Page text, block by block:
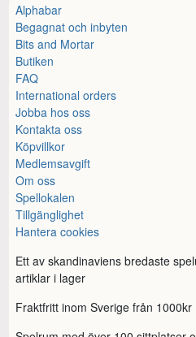
Alphabar
Begagnat och inbyten
Bits and Mortar
Butiken
FAQ
International orders
Jobba hos oss
Kontakta oss
Köpvillkor
Medlemsavgift
Om oss
Spellokalen
Tillgänglighet
Hantera cookies
Ett av skandinaviens bredaste
artiklar i lager
Fraktfritt inom Sverige från 1000kr